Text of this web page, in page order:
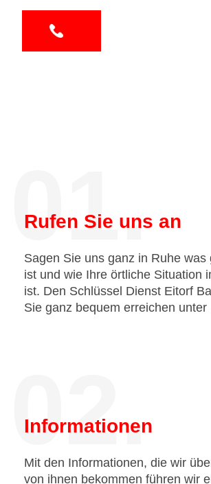
01.
Rufen Sie uns an
Sagen Sie uns ganz in Ruhe was
ist und wie Ihre örtliche Situation
ist. Den Schlüssel Dienst Eitorf
Sie ganz bequem erreichen unter
02.
Informationen
Mit den Informationen, die wir
von ihnen bekommen führen wir